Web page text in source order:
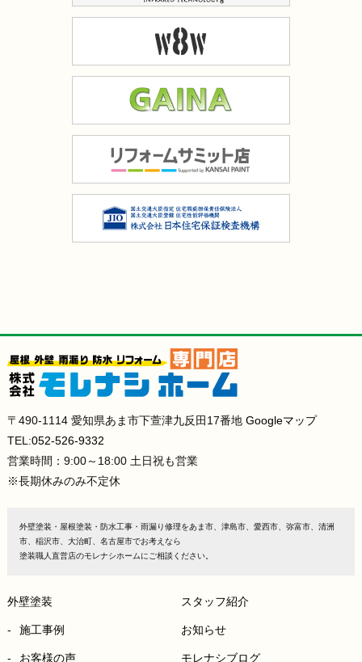
〒490-1114 愛知県あま市下萱津九反田17番地 Googleマップ
TEL:052-526-9332
営業時間：9:00～18:00 土日祝も営業
※長期休みのみ不定休
外壁塗装・屋根塗装・防水工事・雨漏り修理をあま市、津島市、愛西市、弥富市、清洲
市、稲沢市、大治町、名古屋市でお考えなら
塗装職人直営店のモレナシホームにご相談ください。
外壁塗装
施工事例
お客様の声
スタッフ紹介
お知らせ
モレナシブログ